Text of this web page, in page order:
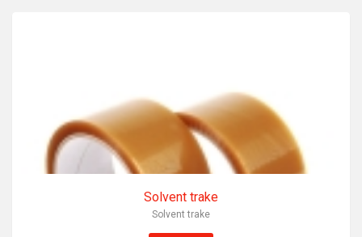
Solvent trake
Solvent trake